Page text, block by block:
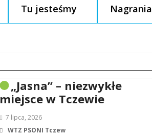
Tu jesteśmy Nagrania
„Jasna” – niezwykłe
miejsce w Tczewie
7 lipca, 2026
WTZ PSONI Tczew